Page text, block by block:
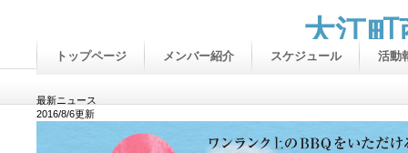
大江
最新ニュース
2016/8/6更新
トップページ メンバー紹介 スケジュール 活動